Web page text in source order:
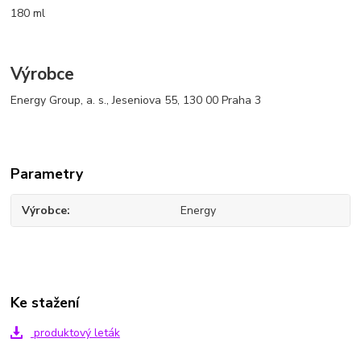
180 ml
Výrobce
Energy Group, a. s., Jeseniova 55, 130 00 Praha 3
Parametry
Výrobce Energy
Ke stažení
produktový leták